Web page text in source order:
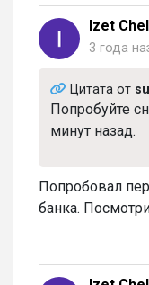
Izet
3 года
Цитата от
Попробуйте
минут назад.
Попробовал
банка.